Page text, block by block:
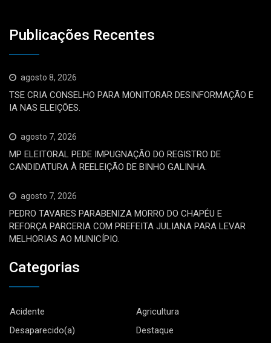
Publicações Recentes
agosto 8, 2026
TSE CRIA CONSELHO PARA MONITORAR DESINFORMAÇÃO E
IA NAS ELEIÇÕES.
agosto 7, 2026
MP ELEITORAL PEDE IMPUGNAÇÃO DO REGISTRO DE
CANDIDATURA À REELEIÇÃO DE BINHO GALINHA.
agosto 7, 2026
PEDRO TAVARES PARABENIZA MORRO DO CHAPÉU E
REFORÇA PARCERIA COM PREFEITA JULIANA PARA LEVAR
MELHORIAS AO MUNICÍPIO.
Categorias
Acidente
Agricultura
Desaparecido(a)
Destaque